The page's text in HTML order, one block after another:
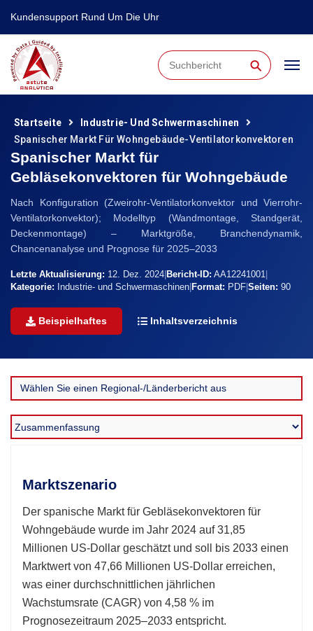
Kundensupport Rund Um Die Uhr
⚲
Startseite
Industrie- Und Schwermaschinen
Spanischer Markt Für Wohngebäude-Ventilatorkonvektoren
Spanischer Markt für
Gebläsekonvektoren für Wohngebäude
Nach Konfiguration (Zweirohr-Ventilatorkonvektor und Vierrohr-
Ventilatorkonvektor); Modelltyp (Wandmontage, Standgerät,
Deckenmontage) – Marktgröße, Branchendynamik,
Chancenanalyse und Prognose für 2025–2033
Letzte Aktualisierung: 12. Dez. 2024 Bericht-ID: AA12241001
Kategorie: Industrie- und Schwermaschinen Format: PDF Seiten: 90
Beispielhaftes Inhaltsverzeichnis
Marktszenario
Der spanische Markt für Gebläsekonvektoren für
Wohngebäude wurde im Jahr 2024 auf 31,85
Millionen US-Dollar geschätzt und soll bis 2033 einen
Marktwert von 47,66 Millionen US-Dollar erreichen,
was einer durchschnittlichen jährlichen
Wachstumsrate (CAGR) von 4,58 % im
Prognosezeitraum 2025–2033 entspricht.